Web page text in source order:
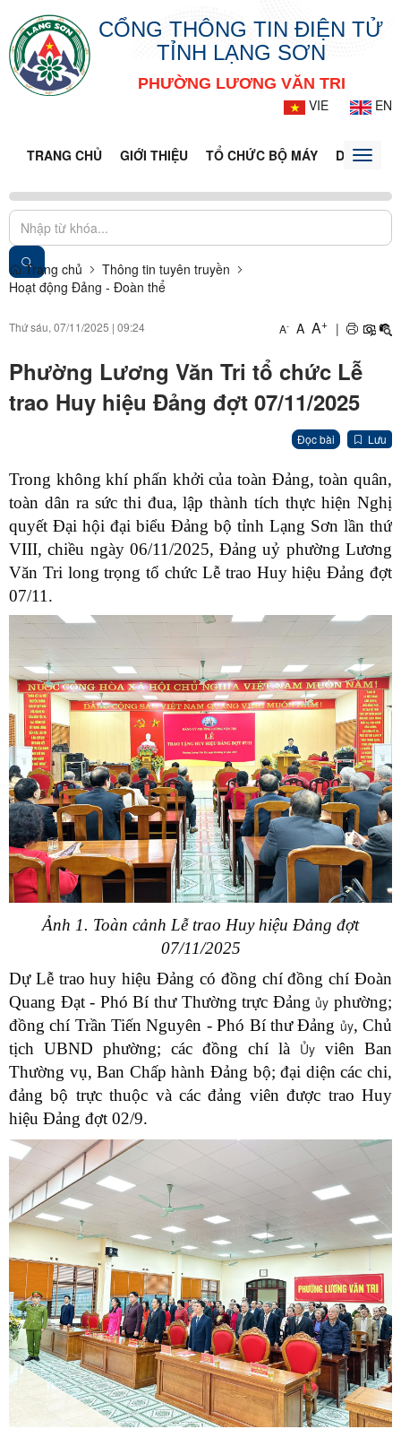
CỔNG THÔNG TIN ĐIỆN TỬ
TỈNH LẠNG SƠN
PHƯỜNG LƯƠNG VĂN TRI
VIE
EN
TRANG CHỦ GIỚI THIỆU TỔ CHỨC BỘ MÁY DOANH
Toggle
Trang chủ
Thông tin tuyên truyền
Hoạt động Đảng - Đoàn thể
Thứ sáu, 07/11/2025 | 09:24 A- A A+ |
Phường Lương Văn Tri tổ chức Lễ
trao Huy hiệu Đảng đợt 07/11/2025
Đọc bài Lưu
Trong không khí phấn khởi của toàn Đảng, toàn quân,
toàn dân ra sức thi đua, lập thành tích thực hiện Nghị
quyết Đại hội đại biểu Đảng bộ tỉnh Lạng Sơn lần thứ
VIII, chiều ngày 06/11/2025, Đảng uỷ phường Lương
Văn Tri long trọng tổ chức Lễ trao Huy hiệu Đảng đợt
07/11.
Ảnh 1. Toàn cảnh Lễ trao Huy hiệu Đảng đợt
07/11/2025
Dự Lễ trao huy hiệu Đảng có đồng chí đồng chí Đoàn
Quang Đạt - Phó Bí thư Thường trực Đảng ủy phường;
đồng chí Trần Tiến Nguyên - Phó Bí thư Đảng ủy, Chủ
tịch UBND phường; các đồng chí là Ủy viên Ban
Thường vụ, Ban Chấp hành Đảng bộ; đại diện các chi,
đảng bộ trực thuộc và các đảng viên được trao Huy
hiệu Đảng đợt 02/9.